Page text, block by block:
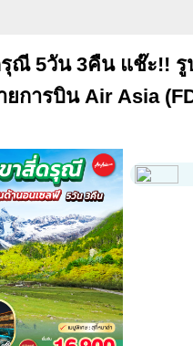
รุณี 5วัน 3คืน แช๊ะ!!
ยการบิน Air Asia